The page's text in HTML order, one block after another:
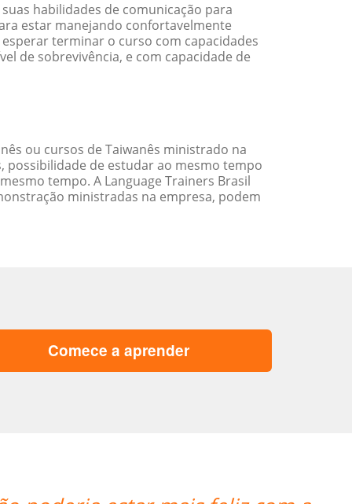
habilidades de comunicação para
estar manejando confortavelmente
terminar o curso com capacidades
de sobrevivência, e com capacidade de
ou cursos de Taiwanês ministrado na
possibilidade de estudar ao mesmo tempo
tempo. A Language Trainers Brasil
ministradas na empresa, podem
Comece a aprender